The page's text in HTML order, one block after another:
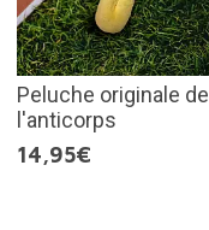
Peluche originale de
l'anticorps
14,95€